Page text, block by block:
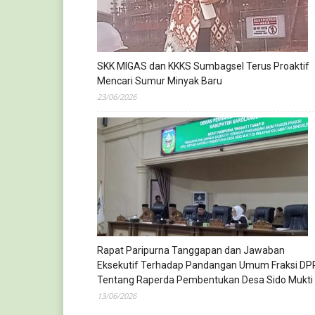
SKK MIGAS dan KKKS Sumbagsel Terus Proaktif
Mencari Sumur Minyak Baru
23/06/2026
Rapat Paripurna Tanggapan dan Jawaban
Eksekutif Terhadap Pandangan Umum Fraksi
Tentang Raperda Pembentukan Desa Sido Mukti
13/06/2026